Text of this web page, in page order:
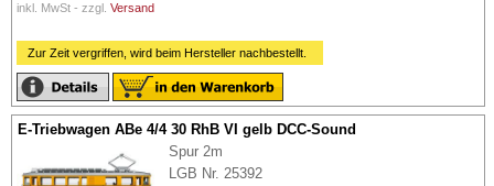
inkl. MwSt - zzgl. Versand
Zur Zeit vergriffen, wird beim Hersteller nachbestellt.
E-Triebwagen ABe 4/4 30 RhB VI gelb DCC-Sound
Spur 2m
LGB Nr. 25392